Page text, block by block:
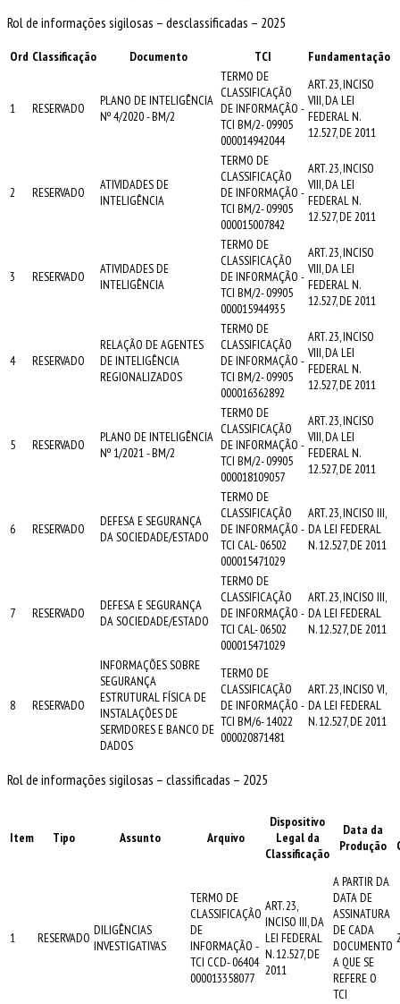
Rol de informações sigilosas – desclassificadas – 2025
Ord Classificação Documento TCI Fundamentação
1 RESERVADO
PLANO DE INTELIGÊNCIA
Nº 4/2020 - BM/2
TERMO DE
CLASSIFICAÇÃO
DE INFORMAÇÃO -
TCI BM/2- 09905
000014942044
ART. 23, INCISO
VIII, DA LEI
FEDERAL N.
12.527, DE 2011
2 RESERVADO
ATIVIDADES DE
INTELIGÊNCIA
TERMO DE
CLASSIFICAÇÃO
DE INFORMAÇÃO -
TCI BM/2- 09905
000015007842
ART. 23, INCISO
VIII, DA LEI
FEDERAL N.
12.527, DE 2011
3 RESERVADO
ATIVIDADES DE
INTELIGÊNCIA
TERMO DE
CLASSIFICAÇÃO
DE INFORMAÇÃO -
TCI BM/2- 09905
000015944935
ART. 23, INCISO
VIII, DA LEI
FEDERAL N.
12.527, DE 2011
4 RESERVADO
RELAÇÃO DE AGENTES
DE INTELIGÊNCIA
REGIONALIZADOS
TERMO DE
CLASSIFICAÇÃO
DE INFORMAÇÃO -
TCI BM/2- 09905
000016362892
ART. 23, INCISO
VIII, DA LEI
FEDERAL N.
12.527, DE 2011
5 RESERVADO
PLANO DE INTELIGÊNCIA
Nº 1/2021 - BM/2
TERMO DE
CLASSIFICAÇÃO
DE INFORMAÇÃO -
TCI BM/2- 09905
000018109057
ART. 23, INCISO
VIII, DA LEI
FEDERAL N.
12.527, DE 2011
6 RESERVADO
DEFESA E SEGURANÇA
DA SOCIEDADE/ESTADO
TERMO DE
CLASSIFICAÇÃO
DE INFORMAÇÃO -
TCI CAL- 06502
000015471029
ART. 23, INCISO III,
DA LEI FEDERAL
N. 12.527, DE 2011
7 RESERVADO
DEFESA E SEGURANÇA
DA SOCIEDADE/ESTADO
TERMO DE
CLASSIFICAÇÃO
DE INFORMAÇÃO -
TCI CAL- 06502
000015471029
ART. 23, INCISO III,
DA LEI FEDERAL
N. 12.527, DE 2011
8 RESERVADO
INFORMAÇÕES SOBRE
SEGURANÇA
ESTRUTURAL FÍSICA DE
INSTALAÇÕES DE
SERVIDORES E BANCO DE
DADOS
TERMO DE
CLASSIFICAÇÃO
DE INFORMAÇÃO -
TCI BM/6- 14022
000020871481
ART. 23, INCISO VI,
DA LEI FEDERAL
N. 12.527, DE 2011
Rol de informações sigilosas – classificadas – 2025
Item Tipo Assunto Arquivo
Dispositivo
Legal da
Classificação
Data da
Produção
1 RESERVADO DILIGÊNCIAS
INVESTIGATIVAS
TERMO DE
CLASSIFICAÇÃO
DE
INFORMAÇÃO -
TCI CCD- 06404
000013358077
ART. 23,
INCISO III, DA
LEI FEDERAL
N. 12.527, DE
2011
A PARTIR DA
DATA DE
ASSINATURA
DE CADA
DOCUMENTO
A QUE SE
REFERE O
TCI